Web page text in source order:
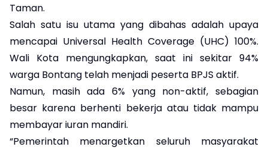
Taman.
Salah satu isu utama yang dibahas adalah upaya
mencapai Universal Health Coverage (UHC) 100%.
Wali Kota mengungkapkan, saat ini sekitar 94%
warga Bontang telah menjadi peserta BPJS aktif.
Namun, masih ada 6% yang non-aktif, sebagian
besar karena berhenti bekerja atau tidak mampu
membayar iuran mandiri.
“Pemerintah menargetkan seluruh masyarakat